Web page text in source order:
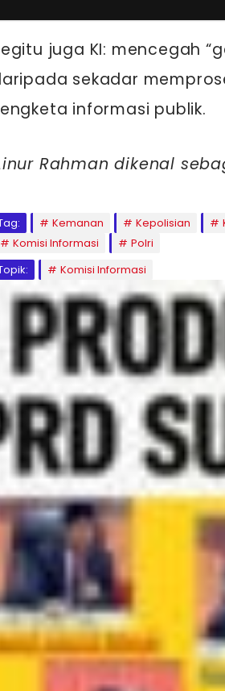
juga KI: mencegah
sekadar
informasi publik.
Rahman dikenal
Kemanan Kepolisian
Komisi Informasi
Polri
Komisi Informasi